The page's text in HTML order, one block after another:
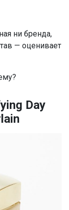
ни бренда,
— оценивает
Day